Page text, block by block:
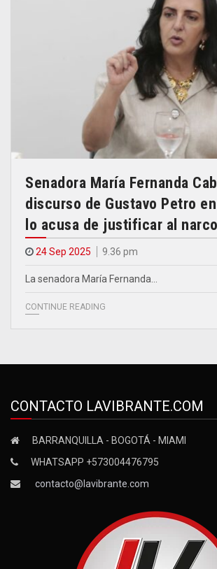
Senadora María Fernanda
discurso de Gustavo Petro en
lo acusa de justificar al
24 Sep 2025 9.36 pm
La senadora María Fernanda…
CONTINUE READING
CONTACTO LAVIBRANTE.COM
BARRANQUILLA - BOGOTÁ - MIAMI
WHATSAPP +573004476795
contacto@lavibrante.com